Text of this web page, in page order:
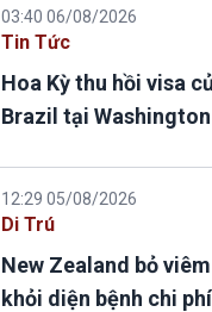
03:40 06/08/2026
Tin Tức
Hoa Kỳ thu hồi visa
Brazil tại Washington
12:29 05/08/2026
Di Trú
New Zealand bỏ
khỏi diện bệnh chi